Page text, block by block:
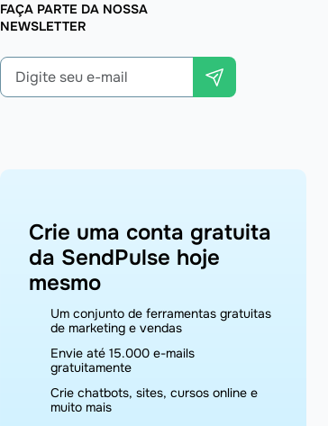
FAÇA PARTE DA NOSSA
NEWSLETTER
Crie uma conta gratuita
da SendPulse hoje
mesmo
Um conjunto de ferramentas gratuitas
de marketing e vendas
Envie até 15.000 e-mails
gratuitamente
Crie chatbots, sites, cursos online e
muito mais